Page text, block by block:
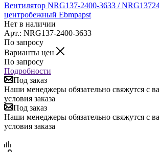
Вентилятор NRG137-2400-3633 /
центробежный Ebmpapst
Нет в наличии
Арт.: NRG137-2400-3633
По запросу
Варианты цен
По запросу
Подробности
Под заказ
Наши менеджеры обязательно свяжутся с
условия заказа
Под заказ
Наши менеджеры обязательно свяжутся с
условия заказа